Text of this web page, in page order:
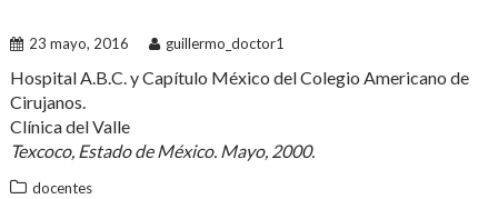
23 mayo, 2016 guillermo_doctor1
Hospital A.B.C. y Capítulo México del Colegio Americano de
Cirujanos.
Clínica del Valle
Texcoco, Estado de México. Mayo, 2000.
docentes